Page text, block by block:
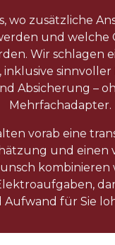
wo zusätzliche
und welche
Wir schlagen
inklusive
Absicherung –
Mehrfachadapter.
vorab eine
und einen
kombinieren
Aufwand für Sie